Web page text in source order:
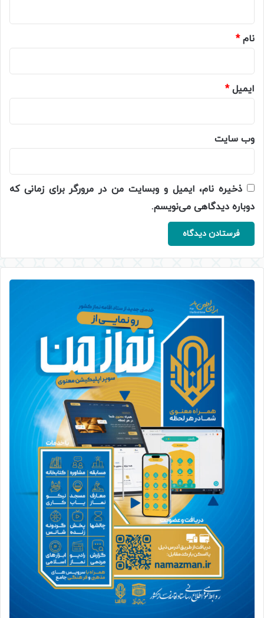
نام*
ایمیل*
وب‌ سایت
ذخیره نام، ایمیل و وبسایت من در مرورگر برای زمانی که
دوباره دیدگاهی می‌نویسم.